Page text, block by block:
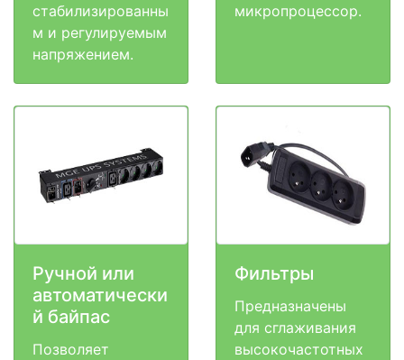
стабилизированны
м и регулируемым
напряжением.
микропроцессор.
Ручной или
автоматически
й байпас
Позволяет
Фильтры
Предназначены
для сглаживания
высокочастотных